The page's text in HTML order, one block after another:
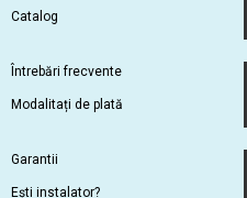
Catalog
Întrebări frecvente
Modalitați de plată
Garantii
Ești instalator?